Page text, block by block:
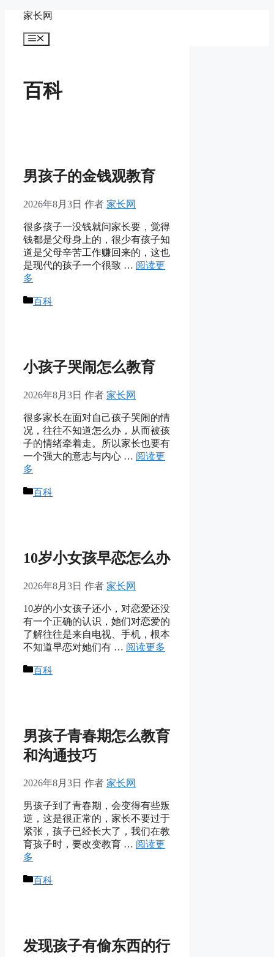
家长网
菜
百科
男孩子的金钱观教育
2026年8月3日 作者 家长网
很多孩子一没钱就问家长要，觉得
钱都是父母身上的，很少有孩子知
道是父母辛苦工作赚回来的，这也
是现代的孩子一个很致 … 阅读更
多
分
百科
小孩子哭闹怎么教育
2026年8月3日 作者 家长网
很多家长在面对自己孩子哭闹的情
况，往往不知道怎么办，从而被孩
子的情绪牵着走。所以家长也要有
一个强大的意志与内心 … 阅读更
多
分
百科
10岁小女孩早恋怎么办
2026年8月3日 作者 家长网
10岁的小女孩子还小，对恋爱还没
有一个正确的认识，她们对恋爱的
了解往往是来自电视、手机，根本
不知道早恋对她们有 … 阅读更多
分
百科
男孩子青春期怎么教育
和沟通技巧
2026年8月3日 作者 家长网
男孩子到了青春期，会变得有些叛
逆，这是很正常的，家长不要过于
紧张，孩子已经长大了，我们在教
育孩子时，要改变教育 … 阅读更
多
分
百科
发现孩子有偷东西的行